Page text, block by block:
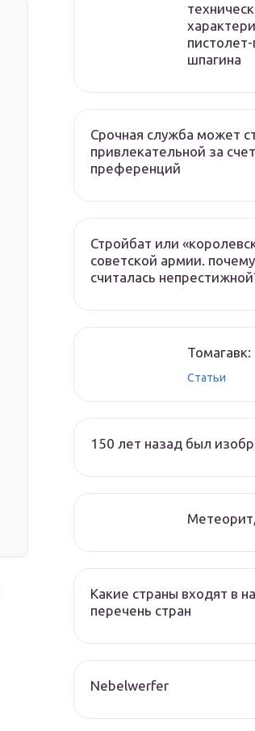
шпагина
Срочная служба может
привлекательной за
преференций
Стройбат или
советской армии.
считалась
Статьи
150 лет назад был
Какие страны входят в
перечень стран
Nebelwerfer